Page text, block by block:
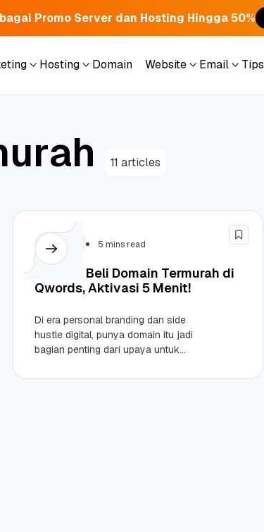
Promo Server dan Hosting Hingga 50%
Hosting
Domain
Website
Email
Tips
urah 11 articles
Tutorial 5 mins read
Tutorial Beli Domain Termurah di
Qwords, Aktivasi 5 Menit!
Di era personal branding dan side
hustle digital, punya domain itu jadi
bagian penting dari upaya untuk
profesional. Kabar baiknya, kini